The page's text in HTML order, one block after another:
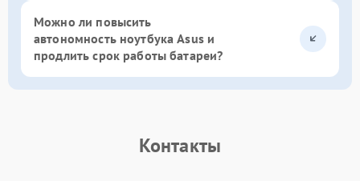
Можно ли повысить
автономность ноутбука Asus и
продлить срок работы батареи?
Контакты